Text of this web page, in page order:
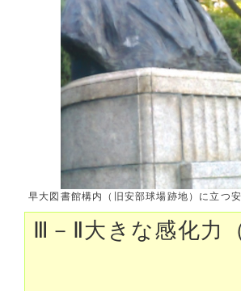
早大図書館構内（旧安部球場跡地）に立つ
Ⅲ－Ⅱ大きな感化力